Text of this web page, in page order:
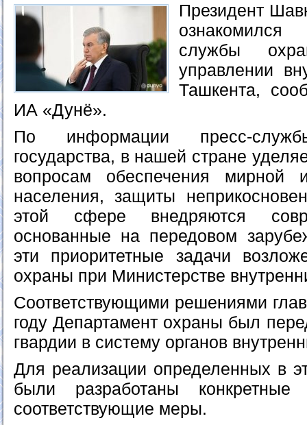
Президент
службы
управлении
Ташкента,
ИА «Дунё».
По информации пресс-
государства, в нашей стране
вопросам обеспечения мирной
населения, защиты
этой сфере внедряются
основанные на передовом
эти приоритетные задачи
охраны при Министерстве
Соответствующими решениями
году Департамент охраны был
гвардии в систему органов
Для реализации определенных в
были разработаны
соответствующие меры.